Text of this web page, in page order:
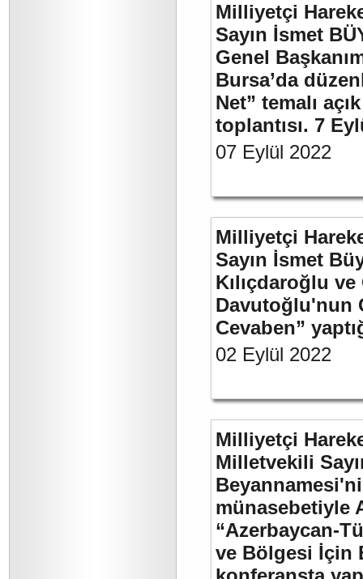
Milliyetçi
Sayın İsmet
Genel
Bursa’da
Net” temalı
toplantısı. 7
07 Eylül 2022
Milliyetçi
Sayın İsmet
Kılıçdaroğlu
Davutoğlu'nun
Cevaben”
02 Eylül 2022
Milliyetçi
Milletvekili
münasebetiyle
“Azerbaycan-
ve Bölgesi İçin